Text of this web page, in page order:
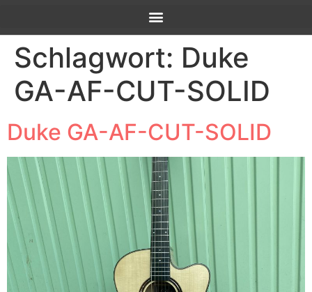
Schlagwort: Duke
GA-AF-CUT-SOLID
Duke GA-AF-CUT-SOLID